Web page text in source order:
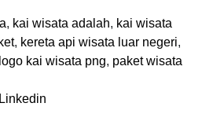
, kai wisata adalah, kai wisata
, kereta api wisata luar negeri,
logo kai wisata png, paket wisata
Linkedin